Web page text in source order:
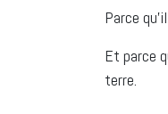
Parce
Et parce
terre.